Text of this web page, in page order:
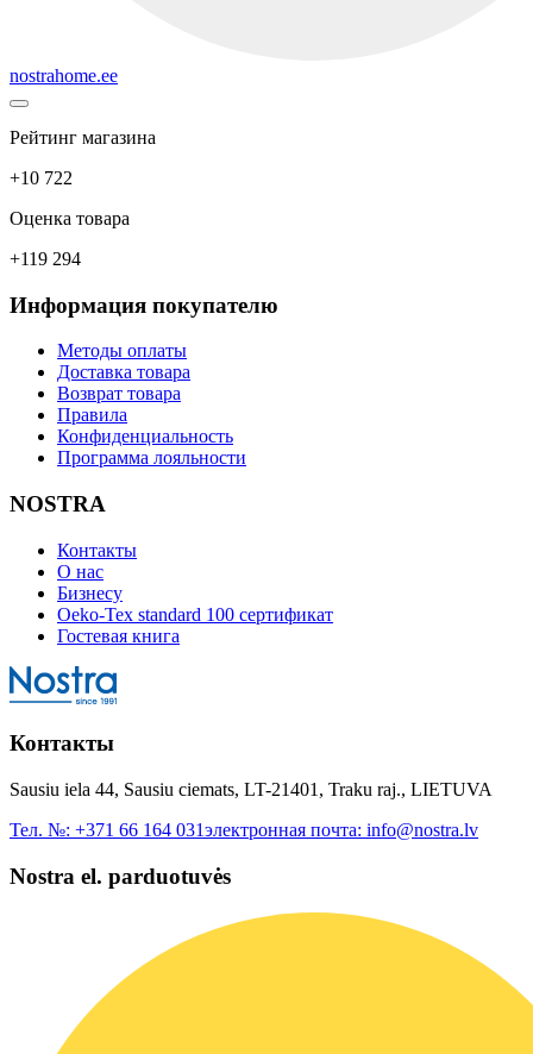
nostrahome.ee
Рейтинг магазина
+10 722
Оценка товара
+119 294
Информация покупателю
Методы оплаты
Доставка товара
Возврат товара
Правила
Конфиденциальность
Программа лояльности
NOSTRA
Контакты
О нас
Бизнесу
Oeko-Tex standard 100 сертификат
Гостевая книга
Контакты
Sausiu iela 44, Sausiu ciemats, LT-21401, Traku raj., LIETUVA
Тел. №: +371 66 164 031электронная почта: info@nostra.lv
Nostra el. parduotuvės